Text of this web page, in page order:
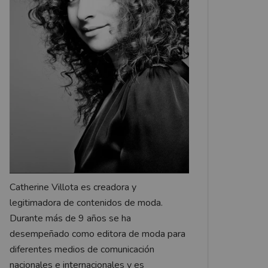
Catherine Villota es creadora y
legitimadora de contenidos de moda.
Durante más de 9 años se ha
desempeñado como editora de moda para
diferentes medios de comunicación
nacionales e internacionales y es